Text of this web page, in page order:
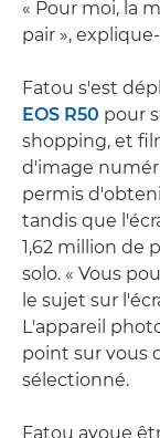
« Pour moi, la
pair »,
Fatou s'est
EOS R50 pour
shopping, et
d'image
permis
tandis que
1,62 million de
solo. « Vous
le sujet sur
L'appareil
point sur vous
sélectionné.
Fatou avoue